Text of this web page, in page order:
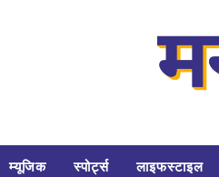
म्यूजिक स्पोर्ट्स लाइफस्टाइल